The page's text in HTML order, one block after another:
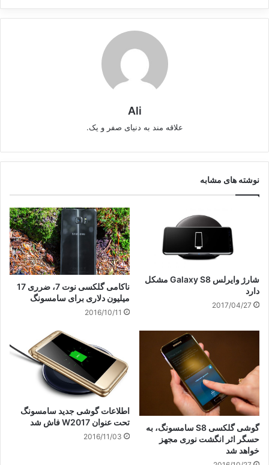
Ali
علاقه مند به دنیای صفر و یک.
نوشته های مشابه
شارژ وایرلس Galaxy S8 مشکل
دارد
2017/04/27
ناکامی گلکسی نوت 7، ضرری 17
میلیون دلاری برای سامسونگ
2016/10/11
گوشی گلکسی S8 سامسونگ، به
حسگر اثر انگشت نوری مجهز
خواهد شد
اطلاعات گوشی جدید سامسونگ
تحت عنوان W2017 فاش شد
2016/11/03